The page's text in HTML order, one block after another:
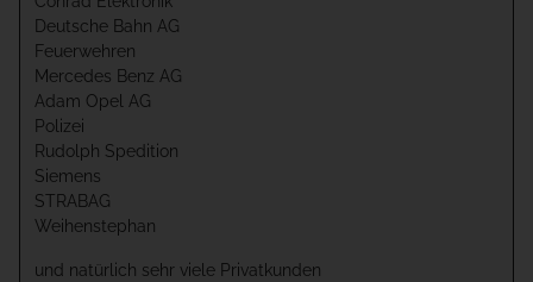
Deutsche Bahn AG
Feuerwehren
Mercedes Benz AG
Adam Opel AG
Polizei
Rudolph Spedition
Siemens
STRABAG
Weihenstephan
und natürlich sehr viele Privatkunden